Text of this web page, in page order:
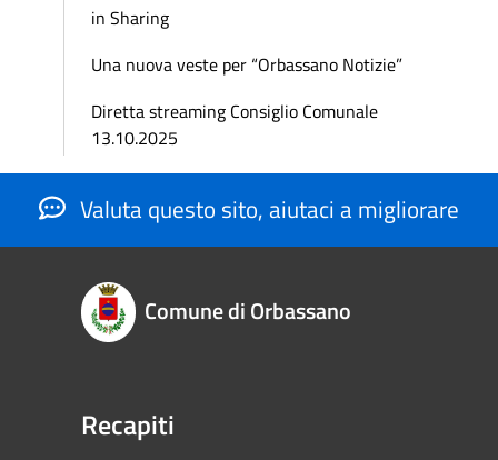
in Sharing
Una nuova veste per “Orbassano Notizie”
Diretta streaming Consiglio Comunale
13.10.2025
Valuta questo sito, aiutaci a migliorare
Comune di Orbassano
Recapiti